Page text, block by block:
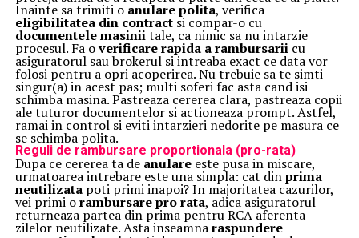
Inainte sa trimiti o anulare polita, verifica
eligibilitatea din contractsi compar-o cu
documentele masiniitale, ca nimic sa nu intarzie
procesul. Fa overificare rapida a rambursariicu
asiguratorul sau brokerul si intreaba exact ce data vor
folosi pentru a opri acoperirea. Nu trebuie sa te simti
singur(a) in acest pas; multi soferi fac asta cand isi
schimba masina. Pastreaza cererea clara, pastreaza copii
ale tuturor documentelor si actioneaza prompt. Astfel,
ramai in control si eviti intarzieri nedorite pe masura ce
se schimba polita.
Reguli de rambursare proportionala (pro-rata)
Dupa ce cererea ta de anulareeste pusa in miscare,
urmatoarea intrebare este una simpla: cat dinprima
neutilizatapoti primi inapoi? In majoritatea cazurilor,
vei primi orambursare pro rata, adica asiguratorul
returneaza partea din prima pentru RCA aferenta
zilelor neutilizate. Asta inseamnaraspundere